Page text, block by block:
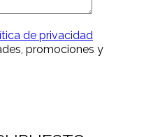
de privacidad
promociones y